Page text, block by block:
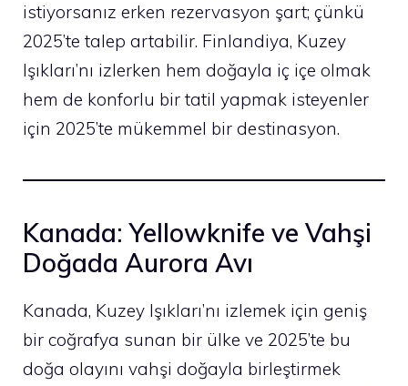
istiyorsanız erken rezervasyon şart; çünkü
2025’te talep artabilir. Finlandiya, Kuzey
Işıkları’nı izlerken hem doğayla iç içe olmak
hem de konforlu bir tatil yapmak isteyenler
için 2025’te mükemmel bir destinasyon.
Kanada: Yellowknife ve Vahşi
Doğada Aurora Avı
Kanada, Kuzey Işıkları’nı izlemek için geniş
bir coğrafya sunan bir ülke ve 2025’te bu
doğa olayını vahşi doğayla birleştirmek